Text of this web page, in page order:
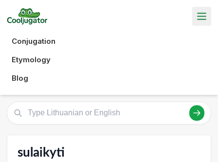
Conjugation
Etymology
Blog
sulaikyti